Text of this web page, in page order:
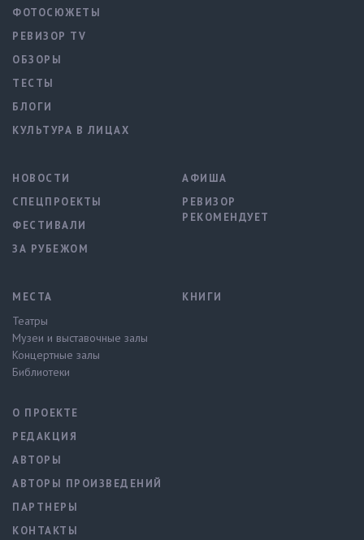
ФОТОСЮЖЕТЫ
РЕВИЗОР TV
ОБЗОРЫ
ТЕСТЫ
БЛОГИ
КУЛЬТУРА В ЛИЦАХ
НОВОСТИ
СПЕЦПРОЕКТЫ
ФЕСТИВАЛИ
ЗА РУБЕЖОМ
АФИША
РЕВИЗОР
РЕКОМЕНДУЕТ
МЕСТА
Театры
Музеи и выставочные залы
Концертные залы
Библиотеки
КНИГИ
О ПРОЕКТЕ
РЕДАКЦИЯ
АВТОРЫ
АВТОРЫ ПРОИЗВЕДЕНИЙ
ПАРТНЕРЫ
КОНТАКТЫ